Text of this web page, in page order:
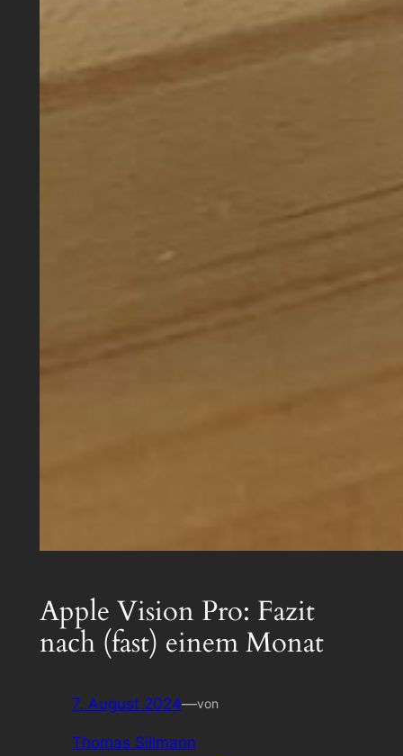
Apple Vision Pro: Fazit
nach (fast) einem Monat
7. August 2024—von
Thomas Sillmann